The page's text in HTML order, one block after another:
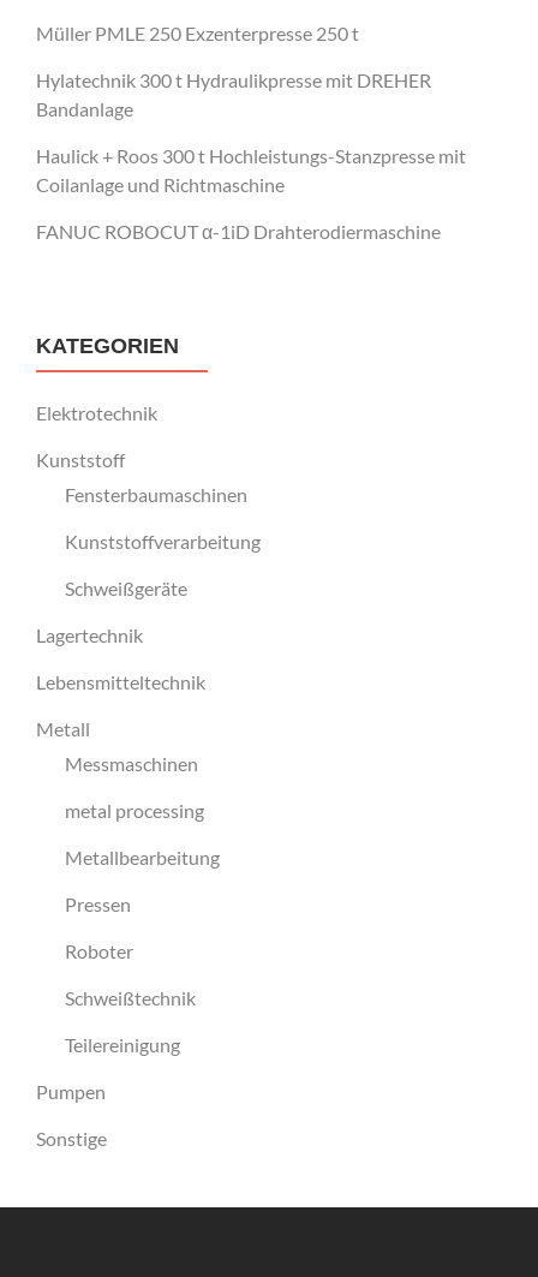
Müller PMLE 250 Exzenterpresse 250 t
Hylatechnik 300 t Hydraulikpresse mit DREHER
Bandanlage
Haulick + Roos 300 t Hochleistungs-Stanzpresse mit
Coilanlage und Richtmaschine
FANUC ROBOCUT α-1iD Drahterodiermaschine
KATEGORIEN
Elektrotechnik
Kunststoff
Fensterbaumaschinen
Kunststoffverarbeitung
Schweißgeräte
Lagertechnik
Lebensmitteltechnik
Metall
Messmaschinen
metal processing
Metallbearbeitung
Pressen
Roboter
Schweißtechnik
Teilereinigung
Pumpen
Sonstige